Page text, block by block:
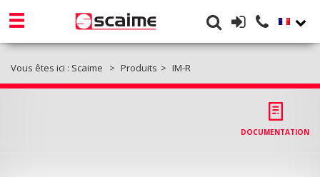
Vous êtes ici : Scaime Produits IM-R
DOCUMENTATION